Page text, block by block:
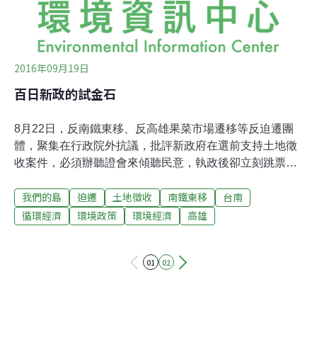
溝通。他說，同時，自救會提起的法律訴訟也敗訴，內政
部都委會小組更是以超高規格，經過16次審議，
2016年09月19日
百日新政的試金石
8月22日，反南鐵東移、反高雄果菜市場遷移等反迫遷團
體，聚集在行政院外抗議，批評新政府在選前支持土地徵
收案件，必須辦聽證會來傾聽民意，執政後卻立刻跳票。
辦聽證，當時獲得行政院長林全的正面回應，指示內政部
擬定聽證會的相關執行辦法。林全的承諾，讓遭受徵收之
證會傾聽民意。攝影：鄭嘉明、張光宗、陳添寶。圖片來
我們的島 迫遷 土地徵收 南鐵東移
台南
循環經濟
環境政策 環境經濟 高雄
01 02